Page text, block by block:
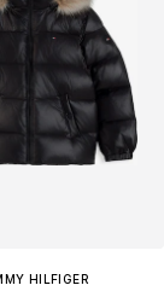
HILFIGER